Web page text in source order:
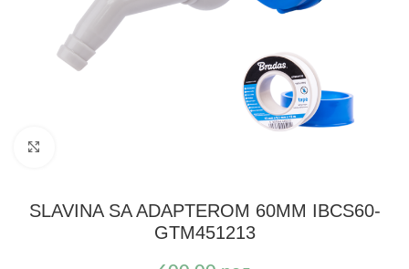
SLAVINA SA ADAPTEROM 60MM IBCS60-
GTM451213